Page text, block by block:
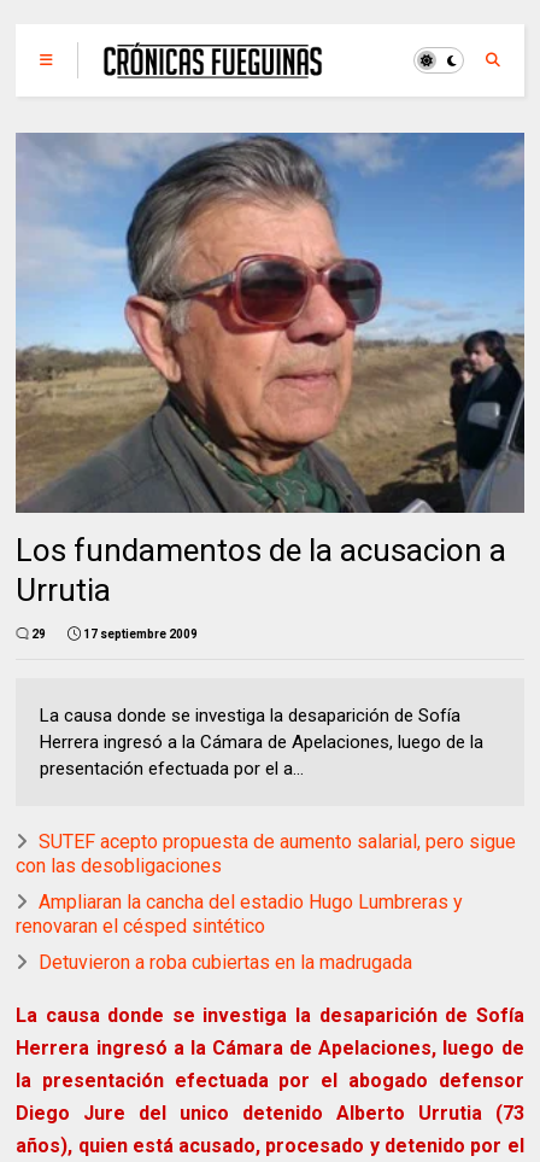
Los fundamentos de la acusacion a
Urrutia
29 17 septiembre 2009
La causa donde se investiga la desaparición de Sofía
Herrera ingresó a la Cámara de Apelaciones, luego de la
presentación efectuada por el a...
SUTEF acepto propuesta de aumento salarial, pero sigue
con las desobligaciones
Ampliaran la cancha del estadio Hugo Lumbreras y
renovaran el césped sintético
Detuvieron a roba cubiertas en la madrugada
La causa donde se investiga la desaparición de Sofía
Herrera ingresó a la Cámara de Apelaciones, luego de
la presentación efectuada por el abogado defensor
Diego Jure del unico detenido Alberto Urrutia (73
años), quien está acusado, procesado y detenido por el